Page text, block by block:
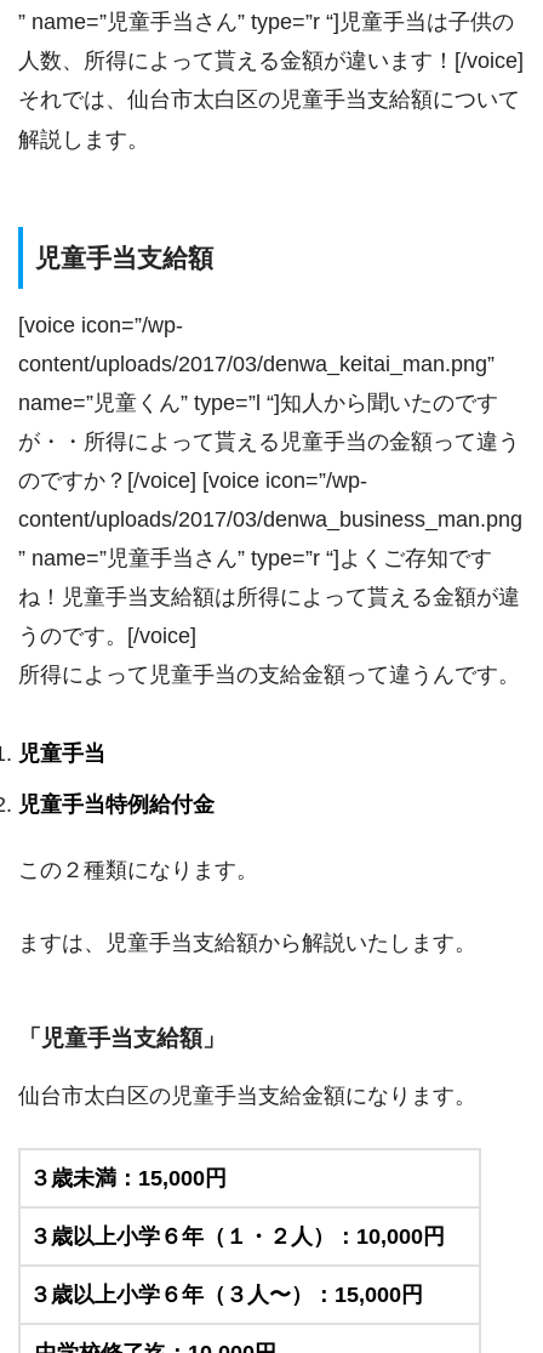
” name=”児童手当さん” type=”r “]児童手当は子供の
人数、所得によって貰える金額が違います！[/voice]
それでは、仙台市太白区の児童手当支給額について
解説します。
児童手当支給額
[voice icon=”/wp-
content/uploads/2017/03/denwa_keitai_man.png”
name=”児童くん” type=”l “]知人から聞いたのです
が・・所得によって貰える児童手当の金額って違う
のですか？[/voice] [voice icon=”/wp-
content/uploads/2017/03/denwa_business_man.png
” name=”児童手当さん” type=”r “]よくご存知です
ね！児童手当支給額は所得によって貰える金額が違
うのです。[/voice]
所得によって児童手当の支給金額って違うんです。
児童手当
児童手当特例給付金
この２種類になります。
ますは、児童手当支給額から解説いたします。
「児童手当支給額」
仙台市太白区の児童手当支給金額になります。
３歳未満：15,000円
３歳以上小学６年（１・２人）：10,000円
３歳以上小学６年（３人〜）：15,000円